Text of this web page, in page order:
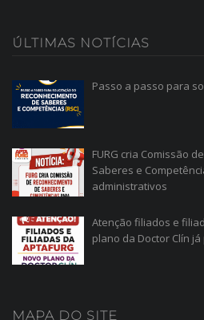
ÚLTIMAS NOTÍCIAS
Passo a passo para
FURG cria Comissão
Saberes e
administrativos
Atenção filiados e
plano da Doctor Clín
MAPA DO SITE